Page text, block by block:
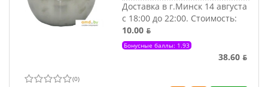
Доставка в г.Минск 14 августа
с 18:00 до 22:00. Стоимость:
10.00 ƃ
Бонусные баллы: 1.93
38.60 ƃ
(0)